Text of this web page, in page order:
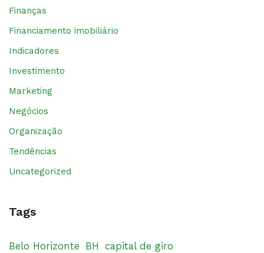
Finanças
Financiamento imobiliário
Indicadores
Investimento
Marketing
Negócios
Organização
Tendências
Uncategorized
Tags
Belo Horizonte BH capital de giro